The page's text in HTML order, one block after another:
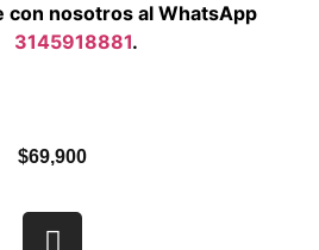
con nosotros al WhatsApp
3145918881.
$69,900